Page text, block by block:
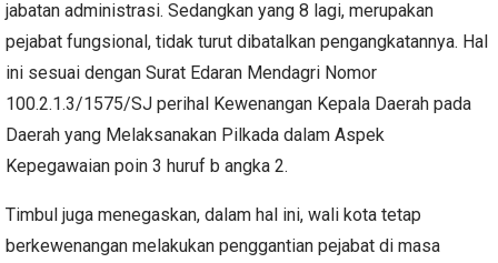
jabatan administrasi. Sedangkan yang 8 lagi, merupakan
pejabat fungsional, tidak turut dibatalkan pengangkatannya. Hal
ini sesuai dengan Surat Edaran Mendagri Nomor
100.2.1.3/1575/SJ perihal Kewenangan Kepala Daerah pada
Daerah yang Melaksanakan Pilkada dalam Aspek
Kepegawaian poin 3 huruf b angka 2.
Timbul juga menegaskan, dalam hal ini, wali kota tetap
berkewenangan melakukan penggantian pejabat di masa